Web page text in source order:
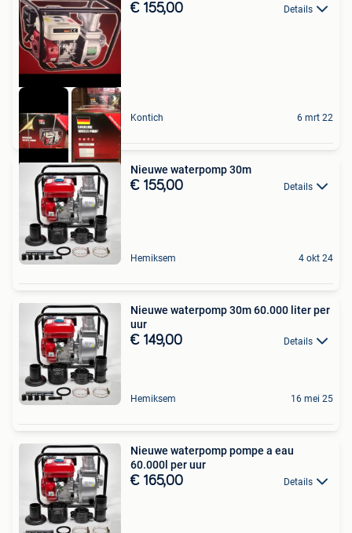
€ 155,00 Details
Kontich 6 mrt 22
Nieuwe waterpomp 30m
€ 155,00 Details
Hemiksem 4 okt 24
Nieuwe waterpomp 30m 60.000 liter per
uur
€ 149,00 Details
Hemiksem 16 mei 25
Nieuwe waterpomp pompe a eau
60.000l per uur
€ 165,00 Details